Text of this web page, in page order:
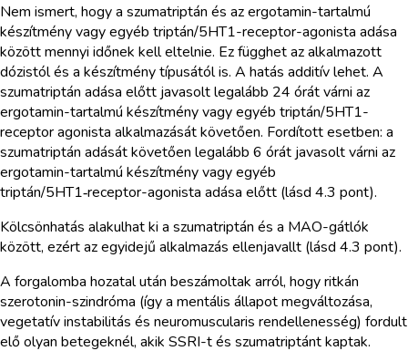
Nem ismert, hogy a szumatriptán és az ergotamin-tartalmú
készítmény vagy egyéb triptán/5HT1-receptor-agonista adása
között mennyi időnek kell eltelnie. Ez függhet az alkalmazott
dózistól és a készítmény típusától is. A hatás additív lehet. A
szumatriptán adása előtt javasolt legalább 24 órát várni az
ergotamin-tartalmú készítmény vagy egyéb triptán/5HT1-
receptor agonista alkalmazását követően. Fordított esetben: a
szumatriptán adását követően legalább 6 órát javasolt várni az
ergotamin-tartalmú készítmény vagy egyéb
triptán/5HT1‑receptor-agonista adása előtt (lásd 4.3 pont).
Kölcsönhatás alakulhat ki a szumatriptán és a MAO-gátlók
között, ezért az egyidejű alkalmazás ellenjavallt (lásd 4.3 pont).
A forgalomba hozatal után beszámoltak arról, hogy ritkán
szerotonin-szindróma (így a mentális állapot megváltozása,
vegetatív instabilitás és neuromuscularis rendellenesség) fordult
elő olyan betegeknél, akik SSRI-t és szumatriptánt kaptak.